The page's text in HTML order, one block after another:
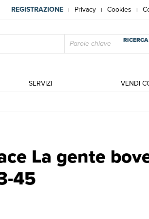
REGISTRAZIONE | Privacy | Cookies |
SERVIZI VENDI
La gente
45
1943-45 | Libri antichi e moderni |